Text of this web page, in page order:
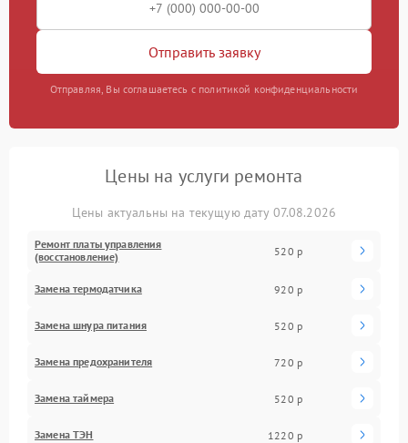
Отправить заявку
Отправляя, Вы соглашаетесь с политикой конфиденциальности
Цены на услуги ремонта
Цены актуальны на текущую дату 07.08.2026
Ремонт платы управления
(восстановление)
520 р
Замена термодатчика 920 р
Замена шнура питания 520 р
Замена предохранителя 720 р
Замена таймера 520 р
Замена ТЭН 1220 р